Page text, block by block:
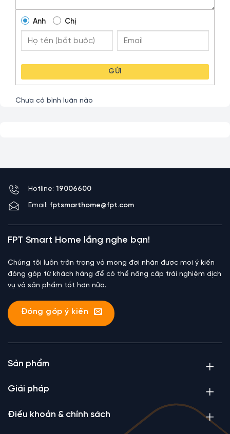
Anh Chị
GỬI
Chưa có bình luận nào
Hotline: 19006600
Email: fptsmarthome@fpt.com
FPT Smart Home lắng nghe bạn!
Chúng tôi luôn trân trọng và mong đợi nhận được mọi ý kiến
đóng góp từ khách hàng để có thể nâng cấp trải nghiệm dịch
vụ và sản phẩm tốt hơn nữa.
Đóng góp ý kiến
Sản phẩm
Giải pháp
Điều khoản & chính sách